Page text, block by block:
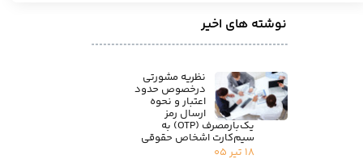
نوشته های اخیر
نظریه مشورتی
درخصوص حدود
اعتبار و نحوه
ارسال رمز
یک‌بارمصرف (OTP) به
سیم‌کارت اشخاص حقوقی
۱۸ تیر ۰۵